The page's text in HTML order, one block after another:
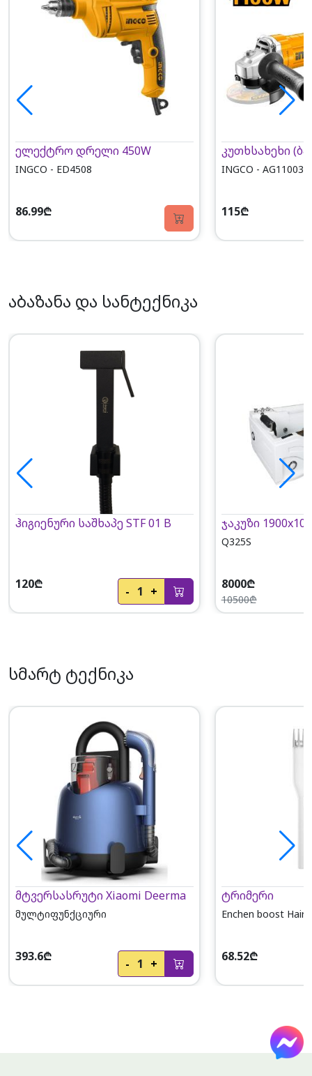
ელექტრო დრელი 450W
INGCO - ED4508
86.99₾
კუთხსახეხი
INGCO - AG110038
115₾
აბაზანა და სანტექნიკა
ჰიგიენური საშხაპე STF 01 B
120₾ - 1 +
ჯაკუზი
Q325S
8000₾
10500₾
სმარტ ტექნიკა
მტვერსასრუტი Xiaomi Deerma
მულტიფუნქციური
393.6₾ - 1 +
ტრიმერი
Enchen boost Hair
68.52₾